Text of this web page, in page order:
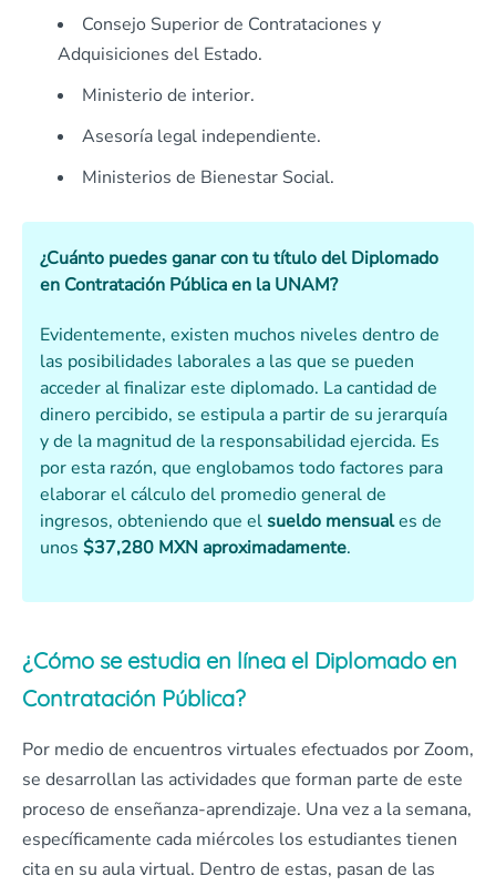
Consejo Superior de Contrataciones y
Adquisiciones del Estado.
Ministerio de interior.
Asesoría legal independiente.
Ministerios de Bienestar Social.
¿Cuánto puedes ganar con tu título del Diplomado
en Contratación Públicaen la UNAM?
Evidentemente, existen muchos niveles dentro de
las posibilidades laborales a las que se pueden
acceder al finalizar este diplomado. La cantidad de
dinero percibido, se estipula a partir de su jerarquía
y de la magnitud de la responsabilidad ejercida. Es
por esta razón, que englobamos todo factores para
elaborar el cálculo del promedio general de
ingresos, obteniendo que elsueldo mensuales de
unos $37,280 MXN aproximadamente.
¿Cómo se estudia en línea el Diplomado en
Contratación Pública?
Por medio de encuentros virtuales efectuados por Zoom,
se desarrollan las actividades que forman parte de este
proceso de enseñanza-aprendizaje. Una vez a la semana,
específicamente cada miércoles los estudiantes tienen
cita en su aula virtual. Dentro de estas, pasan de las